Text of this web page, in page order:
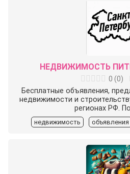
НЕДВИЖИМОСТЬ
0 (0)
Бесплатные объявления,
недвижимости и
регионах РФ.
недвижимость объявления